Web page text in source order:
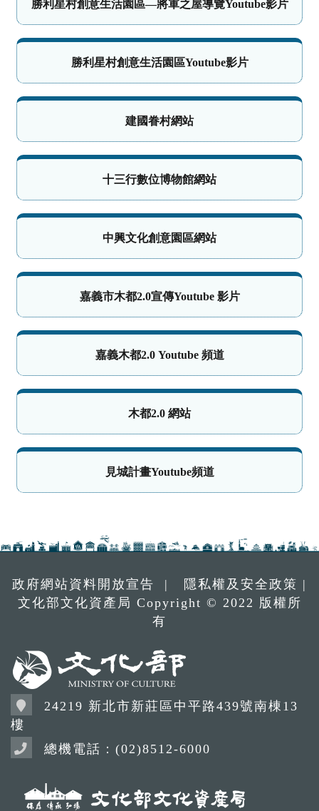
勝利星村創意生活園區—將軍之屋導覽Youtube影片
勝利星村創意生活園區Youtube影片
建國眷村網站
十三行數位博物館網站
中興文化創意園區網站
嘉義市木都2.0宣傳Youtube 影片
嘉義木都2.0 Youtube 頻道
木都2.0 網站
見城計畫Youtube頻道
政府網站資料開放宣告 | 隱私權及安全政策 |
文化部文化資產局 Copyright © 2022 版權所
有
24219 新北市新莊區中平路439號南棟13
樓
總機電話：(02)8512-6000